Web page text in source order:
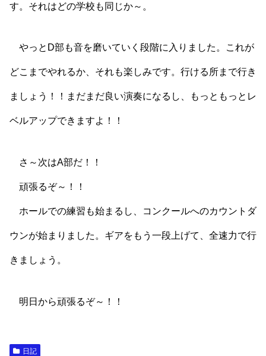
す。それはどの学校も同じか～。
やっとD部も音を磨いていく段階に入りました。これが
どこまでやれるか、それも楽しみです。行ける所まで行き
ましょう！！まだまだ良い演奏になるし、もっともっとレ
ベルアップできますよ！！
さ～次はA部だ！！
頑張るぞ～！！
ホールでの練習も始まるし、コンクールへのカウントダ
ウンが始まりました。ギアをもう一段上げて、全速力で行
きましょう。
明日から頑張るぞ～！！
日記